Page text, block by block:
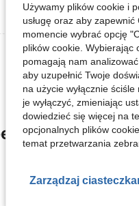
Zobacz Więcej Opinii
Używamy plików cookie i
usługę oraz aby
momencie wybrać opcję
plików cookie. Wybierając
pomagają nam
aby uzupełnić Twoje
na użycie wyłącznie
je wyłączyć, zmieniając
dowiedzieć się więcej na
opcjonalnych plików
temat przetwarzania
Zarządzaj